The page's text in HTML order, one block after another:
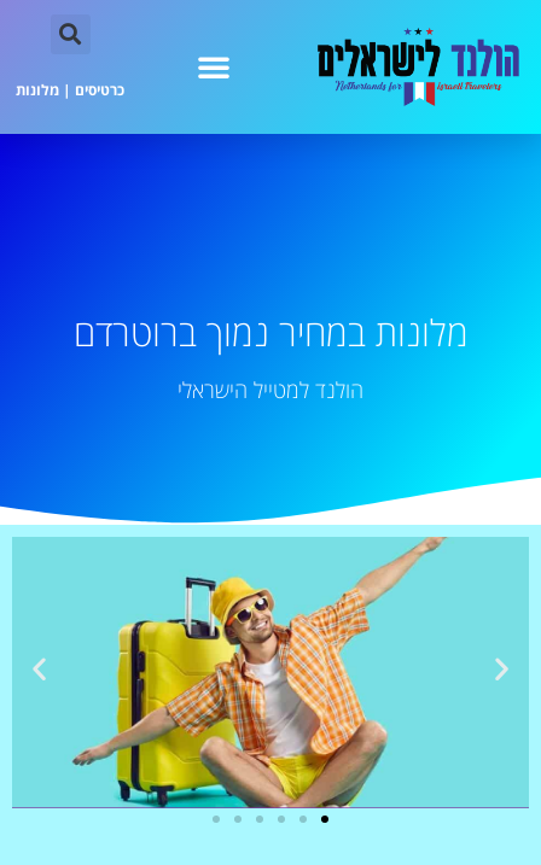
כרטיסים | מלונות
מלונות במחיר נמוך ברוטרדם
הולנד למטייל הישראלי